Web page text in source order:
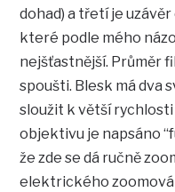
dohad) a třetí je
které podle mého
nejšťastnější. Průměr
spoušti. Blesk má dva
sloužit k větší
objektivu je napsáno
že zde se dá ručně
elektrického